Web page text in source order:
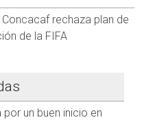
en Estados Unidos, pero
a las gimnastas de su
contenido |
@cadena_noticias |
| Instagram:
Concacaf rechaza plan de
de la FIFA
un buen inicio en